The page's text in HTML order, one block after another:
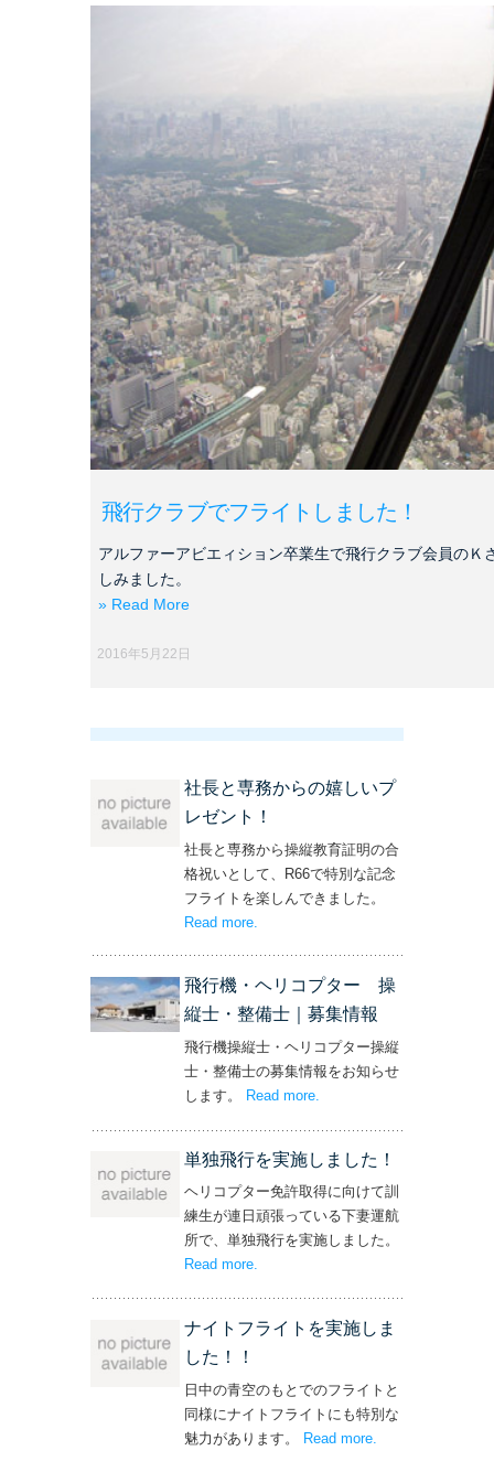
飛行クラブでフライトしました！
アルファーアビエィション卒業生で飛行クラブ会員のＫ
しみました。
» Read More
2016年5月22日
社長と専務からの嬉しいプ
レゼント！
社長と専務から操縦教育証明の合
格祝いとして、R66で特別な記念
フライトを楽しんできました。
Read more
飛行機・ヘリコプター 操
縦士・整備士｜募集情報
飛行機操縦士・ヘリコプター操縦
士・整備士の募集情報をお知らせ
します。
Read more– ‘飛行機・ヘリコプター
.
単独飛行を実施しました！
ヘリコプター免許取得に向けて訓
練生が連日頑張っている下妻運航
所で、単独飛行を実施しました。
Read more– ‘単独飛行を実施しました！’
.
ナイトフライトを実施しま
した！！
日中の青空のもとでのフライトと
同様にナイトフライトにも特別な
魅力があります。
Read more